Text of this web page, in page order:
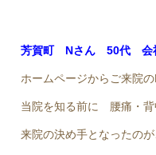
芳賀町 Nさん 50代 会
ホームページからご来院の
当院を知る前に 腰痛・背
来院の決め手となったの